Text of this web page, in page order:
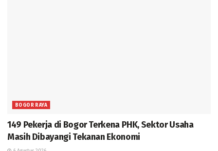
BOGOR RAYA
149 Pekerja di Bogor Terkena PHK, Sektor Usaha
Masih Dibayangi Tekanan Ekonomi